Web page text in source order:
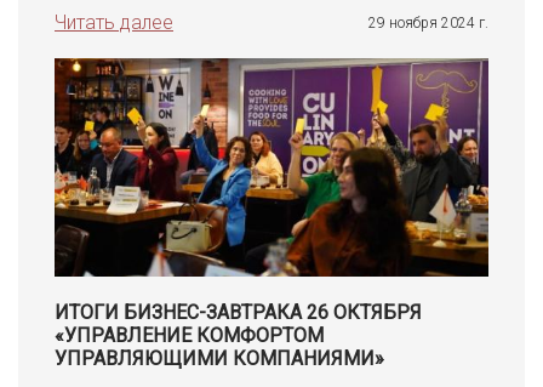
Читать далее
29 ноября 2024 г.
ИТОГИ БИЗНЕС-ЗАВТРАКА 26 ОКТЯБРЯ
«УПРАВЛЕНИЕ КОМФОРТОМ
УПРАВЛЯЮЩИМИ КОМПАНИЯМИ»